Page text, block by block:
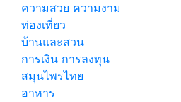
ความสวย ความงาม
ท่องเที่ยว
บ้านและสวน
การเงิน การลงทุน
สมุนไพรไทย
อาหาร